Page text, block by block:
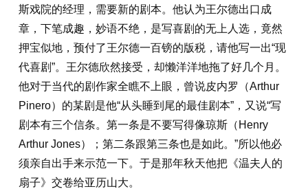
斯戏院的经理，需要新的剧本。他认为王尔德出口成
章，下笔成趣，妙语不绝，是写喜剧的无上人选，竟然
押宝似地，预付了王尔德一百镑的版税，请他写一出“现
代喜剧”。王尔德欣然接受，却懒洋洋地拖了好几个月。
他对于当代的剧作家全瞧不上眼，曾说皮内罗（Arthur
Pinero）的某剧是他“从头睡到尾的最佳剧本”，又说“写
剧本有三个信条。第一条是不要写得像琼斯（Henry
Arthur Jones）；第二条跟第三条也是如此。”所以他必
须亲自出手来示范一下。于是那年秋天他把《温夫人的
扇子》交卷给亚历山大。